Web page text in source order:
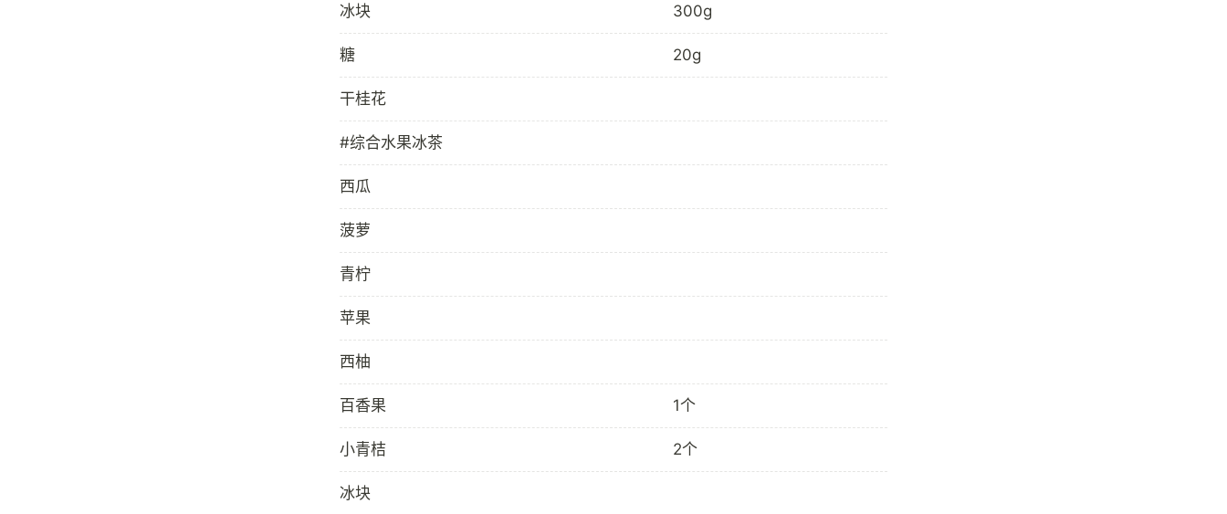
冰块 300g
糖 20g
干桂花
#综合水果冰茶
西瓜
菠萝
青柠
苹果
西柚
百香果 1个
小青桔 2个
冰块